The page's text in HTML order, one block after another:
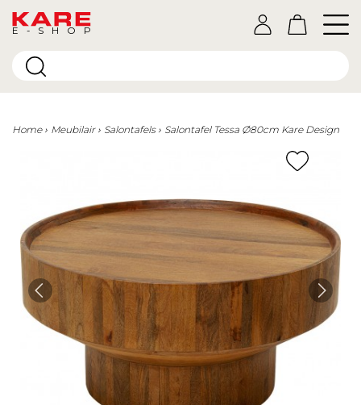
E-SHOP
Home Meubilair Salontafels Salontafel Tessa Ø80cm Kare Design